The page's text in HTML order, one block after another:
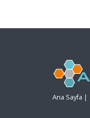
Ana Sayfa |